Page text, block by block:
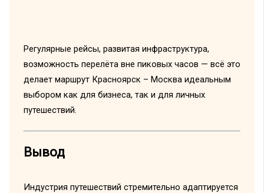
Регулярные рейсы, развитая инфраструктура,
возможность перелёта вне пиковых часов — всё это
делает маршрут Красноярск – Москва идеальным
выбором как для бизнеса, так и для личных
путешествий.
Вывод
Индустрия путешествий стремительно адаптируется